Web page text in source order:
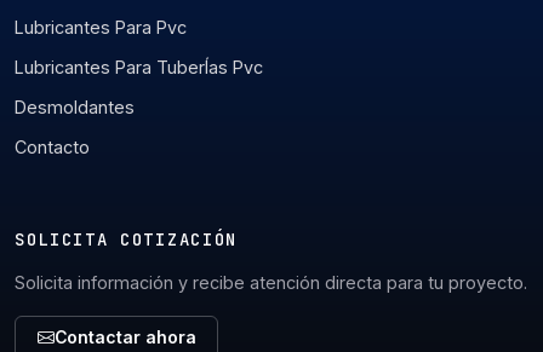
Lubricantes Para Pvc
Lubricantes Para TuberÍas Pvc
Desmoldantes
Contacto
SOLICITA COTIZACIÓN
Solicita información y recibe atención directa para tu proyecto.
Contactar ahora